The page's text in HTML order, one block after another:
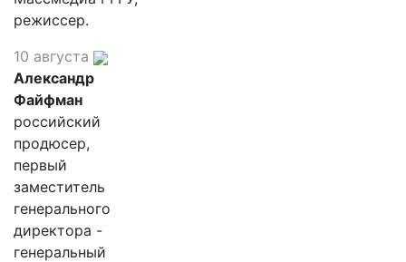
режиссер.
10 августа
Александр
Файфман
российский
продюсер,
первый
заместитель
генерального
директора -
генеральный